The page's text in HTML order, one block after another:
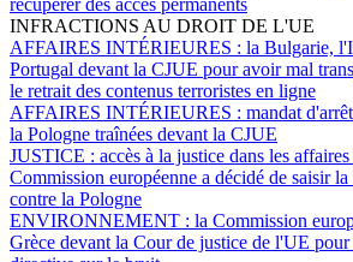
INFRACTIONS AU DROIT DE L'UE
AFFAIRES INTÉRIEURES : la Bulgarie,
Portugal devant la CJUE pour avoir mal
le retrait des contenus terroristes en ligne
AFFAIRES INTÉRIEURES : mandat
la Pologne traînées devant la CJUE
JUSTICE : accès à la justice dans les
Commission européenne a décidé de saisir
contre la Pologne
ENVIRONNEMENT : la Commission
Grèce devant la Cour de justice de l'UE pour